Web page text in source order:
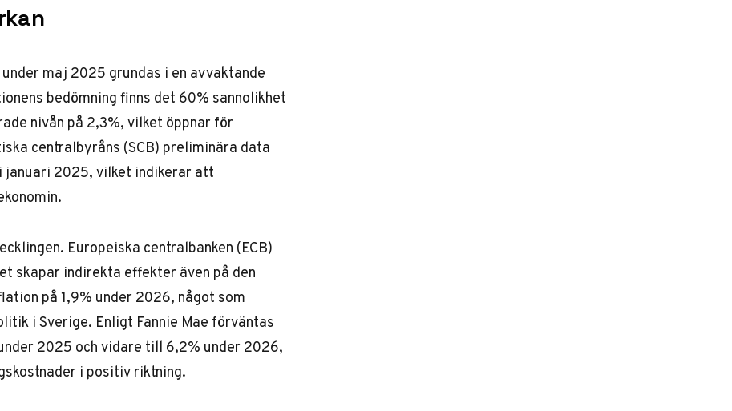
maj 2025 grundas i en avvaktande
bedömning finns det 60% sannolikhet
nivån på 2,3%, vilket öppnar för
centralbyråns (SCB) preliminära data
januari 2025, vilket indikerar att
Europeiska centralbanken (ECB)
skapar indirekta effekter även på den
på 1,9% under 2026, något som
i Sverige. Enligt Fannie Mae förväntas
2025 och vidare till 6,2% under 2026,
i positiv riktning.